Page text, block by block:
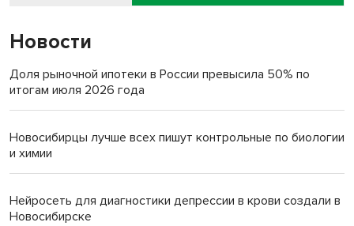
Новости
Доля рыночной ипотеки в России превысила 50% по
итогам июля 2026 года
Новосибирцы лучше всех пишут контрольные по биологии
и химии
Нейросеть для диагностики депрессии в крови создали в
Новосибирске